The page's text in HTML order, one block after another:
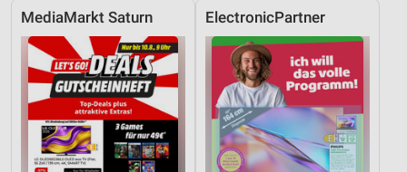
MediaMarkt Saturn ElectronicPartner
Performance
Funktional
Werbung